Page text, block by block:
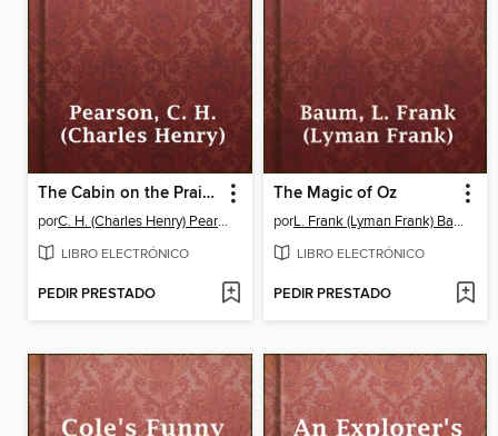
The Cabin on the Prairie
por C. H. (Charles Henry) Pearson
LIBRO ELECTRÓNICO
PEDIR PRESTADO
The Magic of Oz
por L. Frank (Lyman Frank) Baum
LIBRO ELECTRÓNICO
PEDIR PRESTADO